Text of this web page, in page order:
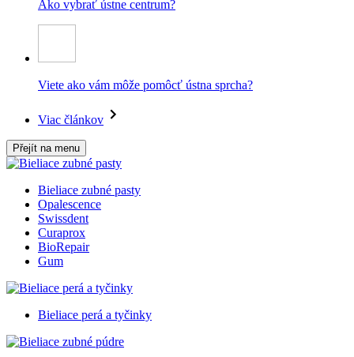
Ako vybrať ústne centrum?
Viete ako vám môže pomôcť ústna sprcha?
Viac článkov
Přejít na menu
Bieliace zubné pasty
Opalescence
Swissdent
Curaprox
BioRepair
Gum
Bieliace perá a tyčinky